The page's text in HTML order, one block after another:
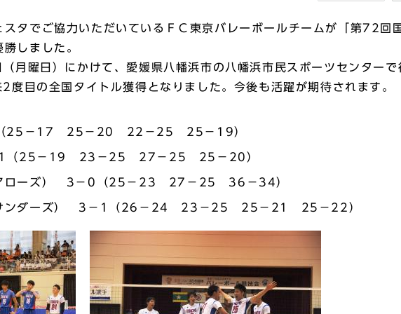
タでご協力いただいているＦＣ東京バレーボールチームが「第72
しました。
月曜日）にかけて、愛媛県八幡浜市の八幡浜市民スポーツセンター
目の全国タイトル獲得となりました。今後も活躍が期待されます。
25－17 25－20 22－25 25－19）
1（25－19 23－25 27－25 25－20）
ローズ） 3－0（25－23 27－25 36－34）
サンダーズ） 3－1（26－24 23－25 25－21 25－22）